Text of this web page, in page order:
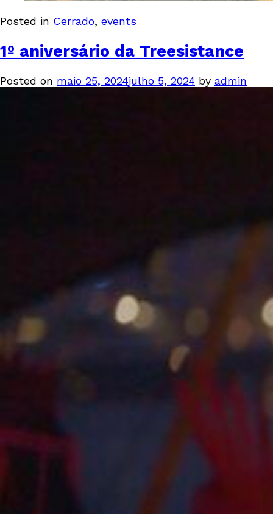
Posted in Cerrado, events
1º aniversário da Treesistance
Posted on maio 25, 2024julho 5, 2024 by admin